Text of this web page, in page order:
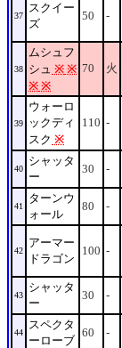
37
スクイー
ズ
50 -
38
ムシュフ
シュ ※ ※
※ ※
70 火
39
ウォーロ
ックディ
スク ※
110 -
40
シャッタ
ー
30 -
41
ターンウ
ォール
80 -
42
アーマー
ドラゴン
100 -
43
シャッタ
ー
30 -
44
スペクタ
ーローブ
60 -